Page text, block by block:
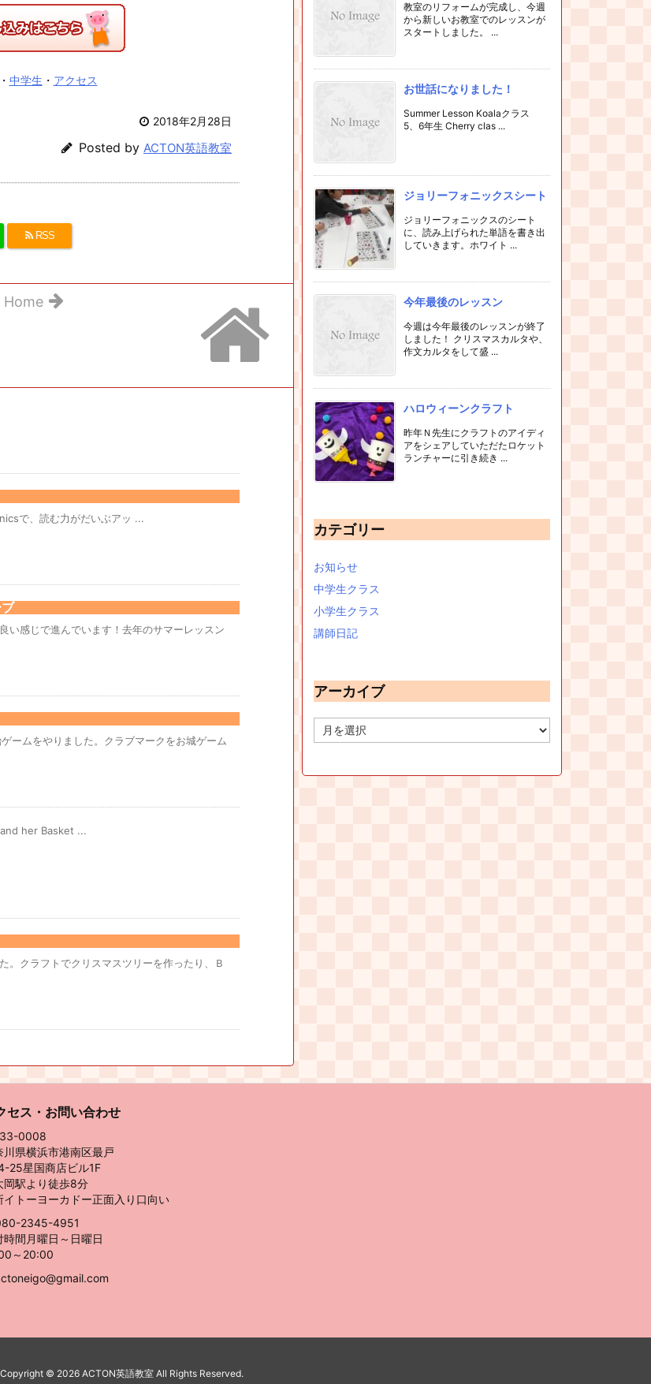
・ 中学生 ・ アクセス
2018年2月28日
Posted by ACTON英語教室
RSS
Home
で、読む力がだいぶアッ ...
い感じで進んでいます！去年のサマーレッスン
ームをやりました。クラブマークをお城ゲーム
her Basket ...
。クラフトでクリスマスツリーを作ったり、Ｂ
教室のリフォームが完成し、今週
から新しいお教室でのレッスンが
スタートしました。 ...
お世話になりました！
Summer Lesson Koalaクラス
5、6年生 Cherry clas ...
ジョリーフォニックスシート
ジョリーフォニックスのシート
に、読み上げられた単語を書き出
していきます。ホワイト ...
今年最後のレッスン
今週は今年最後のレッスンが終了
しました！ クリスマスカルタや、
作文カルタをして盛 ...
ハロウィーンクラフト
昨年Ｎ先生にクラフトのアイディ
アをシェアしていただたロケット
ランチャーに引き続き ...
カテゴリー
お知らせ
中学生クラス
小学生クラス
講師日記
アーカイブ
ー
セス・お問い合わせ
0008
川県横浜市港南区最戸
25星国商店ビル1F
岡駅より徒歩8分
イトーヨーカドー正面入り口向い
2345-4951
時間月曜日～日曜日
～20:00
Copyright © 2026 ACTON英語教室All Rights Reserved.